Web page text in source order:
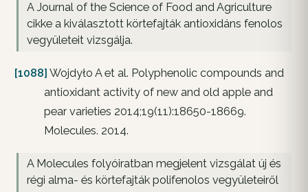
A Journal of the Science of Food and Agriculture
cikke a kiválasztott körtefajták antioxidáns fenolos
vegyületeit vizsgálja.
[1088] Wojdyło A et al. Polyphenolic compounds and
antioxidant activity of new and old apple and
pear varieties 2014;19(11):18650-18669.
Molecules. 2014.
A Molecules folyóiratban megjelent vizsgálat új és
régi alma- és körtefajták polifenolos vegyületeiről